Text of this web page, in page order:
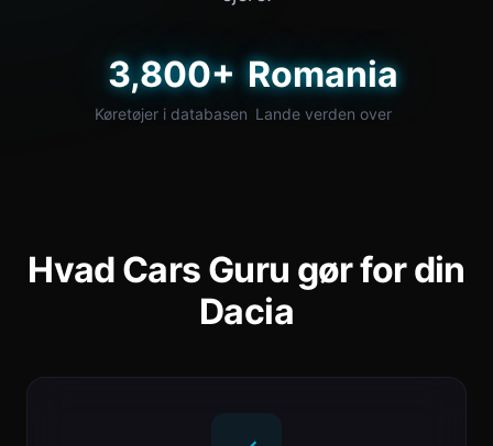
3,800+
Køretøjer i databasen
Romania
Lande verden over
Hvad Cars Guru gør for din
Dacia